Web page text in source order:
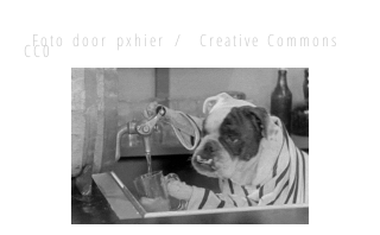
Foto door pxhier / Creative Commons
CC0